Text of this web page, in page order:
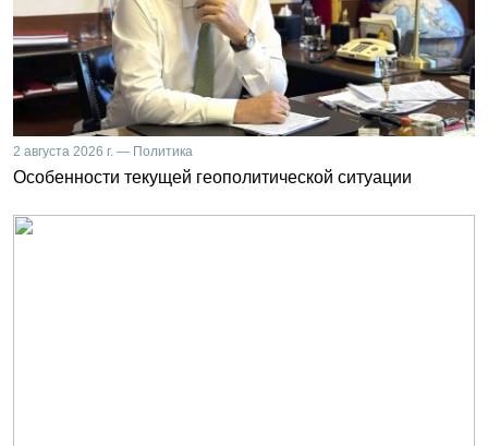
2 августа 2026 г. — Политика
Особенности текущей геополитической ситуации